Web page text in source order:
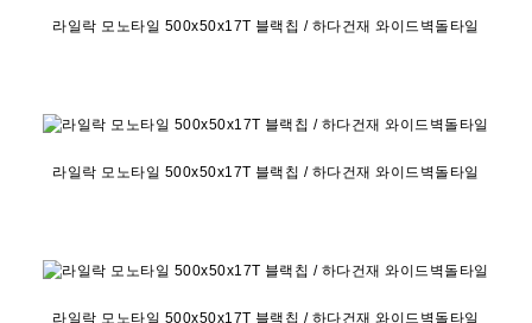
라일락 모노타일 500x50x17T 블랙칩 / 하다건재 와이드벽돌타일
라일락 모노타일 500x50x17T 블랙칩 / 하다건재 와이드벽돌타일
라일락 모노타일 500x50x17T 블랙칩 / 하다건재 와이드벽돌타일